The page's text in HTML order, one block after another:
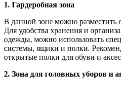
1. Гардеробная зона
В данной зоне можно разместить
Для удобства хранения и
одежды, можно использовать
системы, ящики и полки.
открытые полки для обуви и
2. Зона для головных уборов и